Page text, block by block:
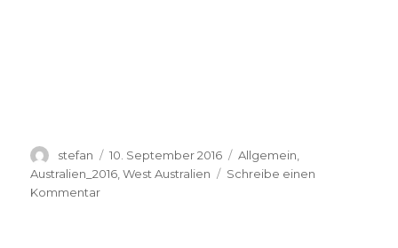
Autor
stefan
Veröffentlicht
am
10. September 2016 Kategorien
Allgemein
Australien_2016 ,West Australien
Schreibe einen
Kommentarzu